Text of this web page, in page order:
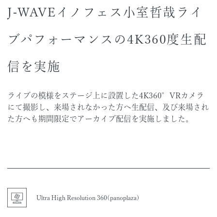
J-WAVEイノフェス小室哲哉ライ
ブパフォーマンスの4K360度生配
信を実施
ライブの模様をステージ上に設置した4K360°VRカメラ
にて撮影し、来場されなかった方へ生配信、及び来場され
た方へも期間限定でアーカイブ配信を実施しました。
Ultra High Resolution 360(panoplaza)